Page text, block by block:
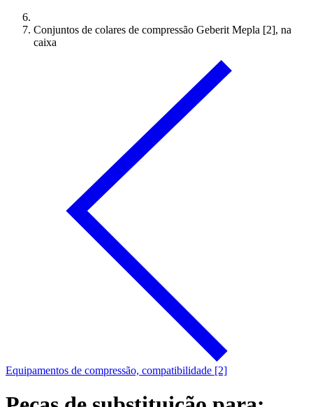
Conjuntos de colares de compressão Geberit Mepla [2], na
caixa
Equipamentos de compressão, compatibilidade [2]